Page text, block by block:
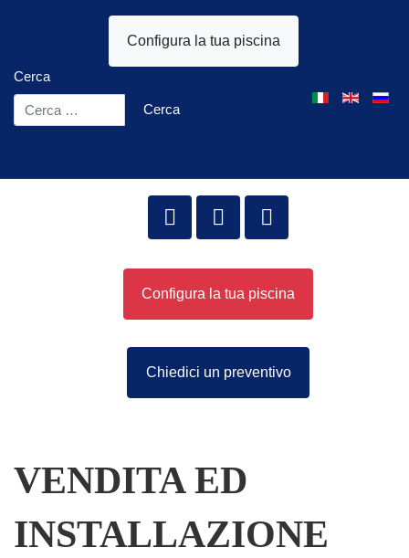
Configura la tua piscina
Cerca
Cerca
Seleziona la tua
Configura la tua piscina
Chiedici un preventivo
VENDITA ED
INSTALLAZIONE